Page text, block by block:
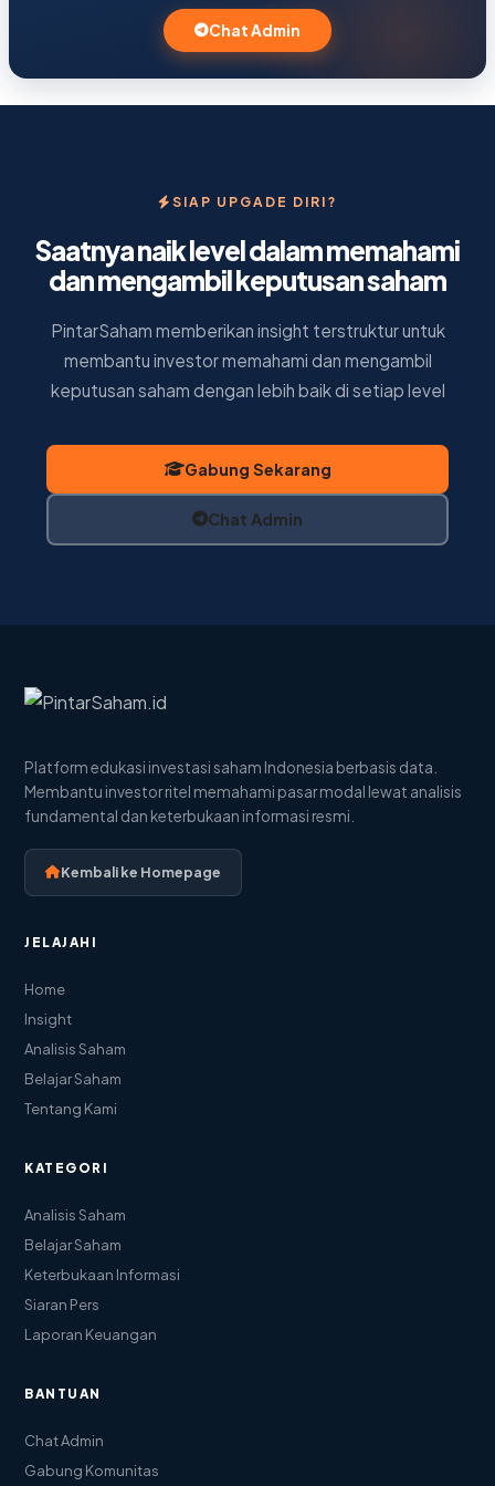
Chat Admin
SIAP UPGADE DIRI?
Saatnya naik level dalam memahami
dan mengambil keputusan saham
PintarSaham memberikan insight terstruktur untuk
membantu investor memahami dan mengambil
keputusan saham dengan lebih baik di setiap level
Gabung Sekarang
Chat Admin
Platform edukasi investasi saham Indonesia berbasis data.
Membantu investor ritel memahami pasar modal lewat analisis
fundamental dan keterbukaan informasi resmi.
Kembali ke Homepage
JELAJAHI
Home
Insight
Analisis Saham
Belajar Saham
Tentang Kami
KATEGORI
Analisis Saham
Belajar Saham
Keterbukaan Informasi
Siaran Pers
Laporan Keuangan
BANTUAN
Chat Admin
Gabung Komunitas